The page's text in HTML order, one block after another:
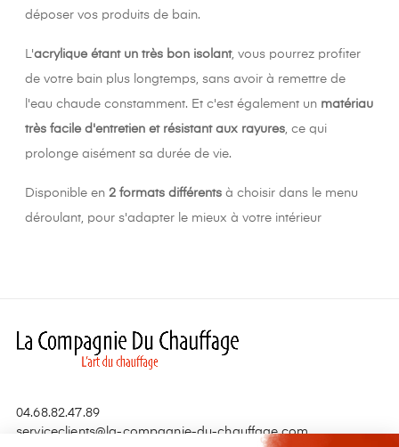
déposer vos produits de bain.
L'acrylique étant un très bon isolant, vous pourrez profiter
de votre bain plus longtemps, sans avoir à remettre de
l'eau chaude constamment. Et c'est également un matériau
très facile d'entretien et résistant aux rayures, ce qui
prolonge aisément sa durée de vie.
Disponible en 2 formats différents à choisir dans le menu
déroulant, pour s'adapter le mieux à votre intérieur
04.68.82.47.89
serviceclients@la-compagnie-du-chauffage.com